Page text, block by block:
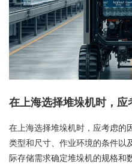
在上海选择堆垛机时，应
在上海选择堆垛机时，应考虑的
类型和尺寸、作业环境的条件以
际存储需求确定堆垛机的规格和